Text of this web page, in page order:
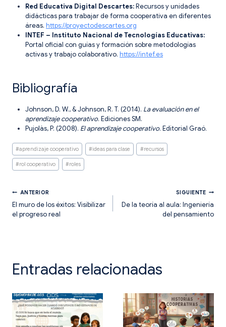
Red Educativa Digital Descartes:Recursos y unidades
didácticas para trabajar de forma cooperativa en diferentes
áreas. https://proyectodescartes.org
INTEF – Instituto Nacional de Tecnologías Educativas:
Portal oficial con guías y formación sobre metodologías
activas y trabajo colaborativo. https://intef.es
Bibliografía
Johnson, D. W., & Johnson, R. T. (2014). La evaluación en el
aprendizaje cooperativo. Ediciones SM.
Pujolàs, P. (2008). El aprendizaje cooperativo. Editorial Graó.
Etiquetas
de
la
entrada:
#aprendizaje cooperativo #ideas para clase #recursos
#rol cooperativo #roles
Navegación
de
ANTERIOR
El muro de los éxitos: Visibilizar
el progreso real
SIGUIENTE
De la teoría al aula: Ingeniería
del pensamiento
Entradas relacionadas